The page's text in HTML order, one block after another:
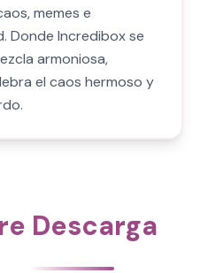
memes e
Donde Incredibox se
armoniosa,
el caos hermoso y
Descarga